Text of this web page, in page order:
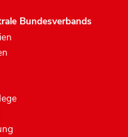
Bundesverbands